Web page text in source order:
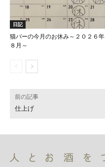
日記
猫バーの今月のお休み～２０２６年
８月～
前の記事
仕上げ